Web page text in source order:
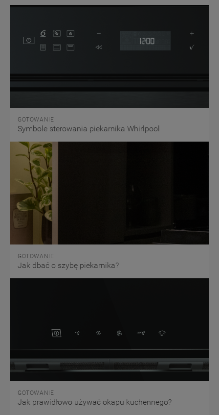
GOTOWANIE
Symbole sterowania piekarnika Whirlpool
GOTOWANIE
Jak dbać o szybę piekarnika?
GOTOWANIE
Jak prawidłowo używać okapu kuchennego?